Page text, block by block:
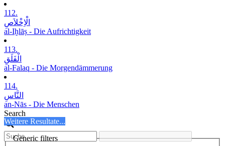
112.
الْاِخْلاَصِ
al-Iḫlāṣ - Die Aufrichtigkeit
113.
الْفَلَقِ
al-Falaq - Die Morgendämmerung
114.
النَّاسِ
an-Nās - Die Menschen
Search
Weitere Resultate...
Generic filters